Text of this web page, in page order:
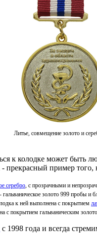
Литье, совмещение золото и
к колодке может
прекрасный пример
серебро, с прозрачными и
золото 999 пробы
к ней выполнена с покрытием
с покрытием гальваническим
с 1998 года и всегда